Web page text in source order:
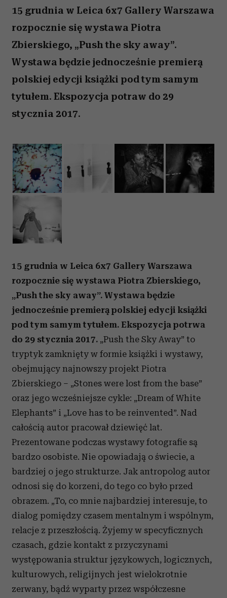
15 grudnia w Leica 6x7 Gallery Warszawa
rozpocznie się wystawa Piotra
Zbierskiego, „Push the sky away”.
Wystawa będzie jednocześnie premierą
polskiej edycji książki pod tym samym
tytułem. Ekspozycja potraw do 29
stycznia 2017.
15 grudnia w Leica 6x7 Gallery Warszawa
rozpocznie się wystawa Piotra Zbierskiego,
„Push the sky away”. Wystawa będzie
jednocześnie premierą polskiej edycji książki
pod tym samym tytułem. Ekspozycja potrwa
do 29 stycznia 2017. „Push the Sky Away” to
tryptyk zamknięty w formie książki i wystawy,
obejmujący najnowszy projekt Piotra
Zbierskiego – „Stones were lost from the base”
oraz jego wcześniejsze cykle: „Dream of White
Elephants” i „Love has to be reinvented”. Nad
całością autor pracował dziewięć lat.
Prezentowane podczas wystawy fotografie są
bardzo osobiste. Nie opowiadają o świecie, a
bardziej o jego strukturze. Jak antropolog autor
odnosi się do korzeni, do tego co było przed
obrazem. „To, co mnie najbardziej interesuje, to
dialog pomiędzy czasem mentalnym i wspólnym,
relacje z przeszłością. Żyjemy w specyficznych
czasach, gdzie kontakt z przyczynami
występowania struktur językowych, logicznych,
kulturowych, religijnych jest wielokrotnie
zerwany, bądź wyparty przez współczesne